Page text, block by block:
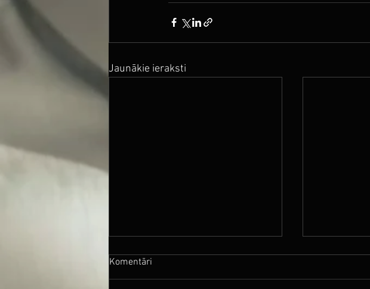
Jaunākie ieraksti
Komentāri